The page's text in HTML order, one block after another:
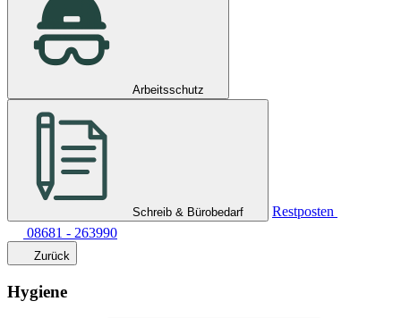
Arbeitsschutz
Schreib & Bürobedarf
Restposten
08681 - 263990
Zurück
Hygiene